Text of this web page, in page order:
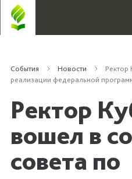
События Новости
Ректор
реализации федеральной
Ректор
вошел в
совета по